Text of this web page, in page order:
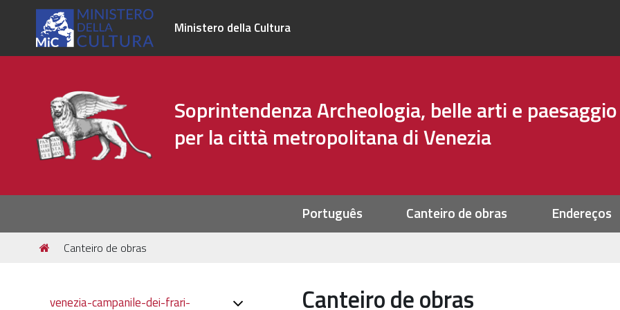
Ministero della Cultura
Soprintendenza Archeologia, belle arti e paesaggio
per la città metropolitana di Venezia
Português Canteiro de obras Endereços
Tu
sei
Canteiro de obras
Canteiro de obras
Navigazione
venezia-campanile-dei-frari-